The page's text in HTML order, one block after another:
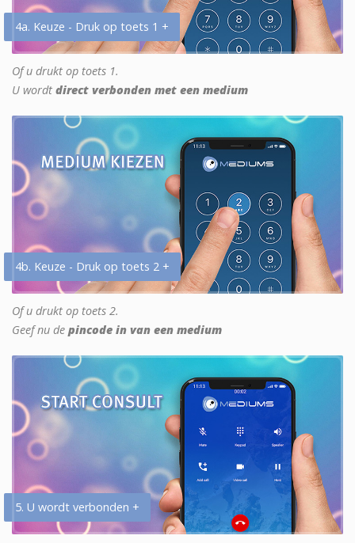
4a. Keuze - Druk op toets 1 +
Of u drukt op toets 1.
U wordt direct verbonden met een medium
4b. Keuze - Druk op toets 2 +
Of u drukt op toets 2.
Geef nu de pincode in van een medium
5. U wordt verbonden +